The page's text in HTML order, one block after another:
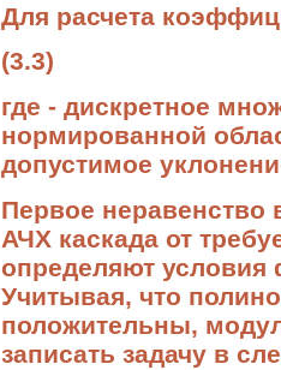
Для расчета
(3.3)
где - дискретное
нормированной
допустимое
Первое неравенство
АЧХ каскада от
определяют условия
Учитывая, что
положительны,
записать задачу в